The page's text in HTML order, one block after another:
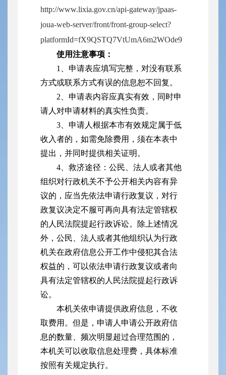
http://www.lixia.gov.cn/api-gateway/jpaas-
joua-web-server/front/front-group-select?
platformId=fX9QSTQ7VtUmA6m2WOde9
使用注意事项：
1、申请表应填写完整，对没有联系
方式或联系方式有误的信息恕不回复。
2、申请表内容应真实有效，同时申
请人对申请材料的真实性负责。
3、申请人根据本市有效规定属于低
收入者的，如需免除费用，须在本表中
提出，并同时提供相关证明。
4、救济途径：公民、法人或者其他
组织对行政机关不予公开相关内容有异
议的，应当先依法申请行政复议，对行
政复议决定不服可再向具有法定管辖权
的人民法院提起行政诉讼。除上述情况
外，公民、法人或者其他组织认为行政
机关在政府信息公开工作中侵犯其合法
权益的，可以依法申请行政复议或者向
具有法定管辖权的人民法院提起行政诉
讼。
本机关依申请提供政府信息，不收
取费用。但是，申请人申请公开政府信
息的数量、频次明显超过合理范围的，
本机关可以收取信息处理费，具体标准
按照有关规定执行。